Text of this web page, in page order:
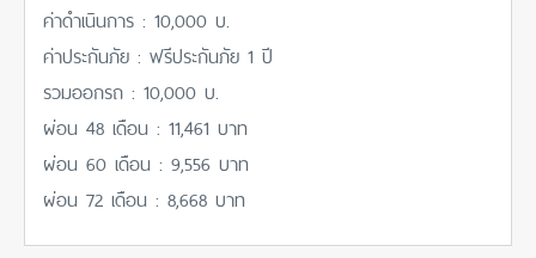
ค่าดำเนินการ : 10,000 บ.
ค่าประกันภัย : ฟรีประกันภัย 1 ปี
รวมออกรถ : 10,000 บ.
ผ่อน 48 เดือน : 11,461 บาท
ผ่อน 60 เดือน : 9,556 บาท
ผ่อน 72 เดือน : 8,668 บาท